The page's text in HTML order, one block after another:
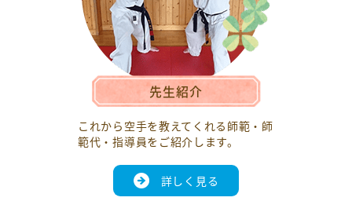
先生紹介
これから空手を教えてくれる師範・師
範代・指導員をご紹介します。
詳しく見る